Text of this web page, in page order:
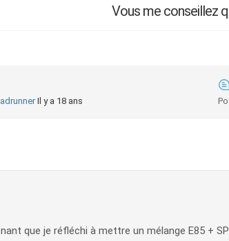
Vous me conseillez
Il y a 18 ans
que je réfléchi à mettre un mélange E85 +